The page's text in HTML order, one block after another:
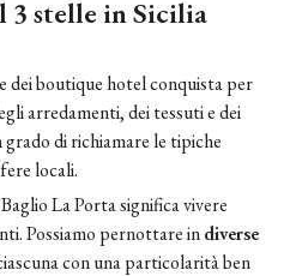
stelle in Sicilia
dei boutique hotel conquista per
arredamenti, dei tessuti e dei
di richiamare le tipiche
locali.
La Porta significa vivere
Possiamo pernottare indiverse
con una particolarità ben